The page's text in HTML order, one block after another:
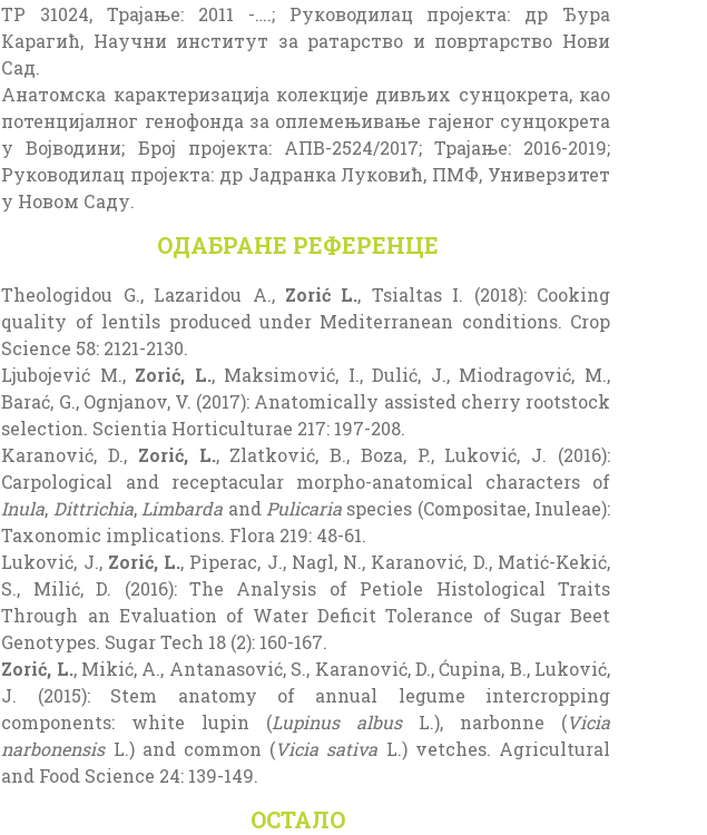
ТР 31024, Трајање: 2011 -….; Руководилац пројекта: др Ђура
Карагић, Научни институт за ратарство и повртарство Нови
Сад.
Анатомска карактеризација колекције дивљих сунцокрета, као
потенцијалног генофонда за оплемењивање гајеног сунцокрета
у Војводини; Број пројекта: АПВ-2524/2017; Трајање: 2016-2019;
Руководилац пројекта: др Јадранка Луковић, ПМФ, Универзитет
у Новом Саду.
ОДАБРАНЕ РЕФЕРЕНЦЕ
Theologidou G., Lazaridou A., Zorić L., Tsialtas I. (2018): Cooking
quality of lentils produced under Mediterranean conditions. Crop
Science 58: 2121-2130.
Ljubojević M., Zorić, L., Maksimović, I., Dulić, J., Miodragović, M.,
Barać, G., Ognjanov, V. (2017): Anatomically assisted cherry rootstock
selection. Scientia Horticulturae 217: 197-208.
Karanović, D., Zorić, L., Zlatković, B., Boza, P., Luković, J. (2016):
Carpological and receptacular morpho-anatomical characters of
Inula, Dittrichia, Limbarda and Pulicariaspecies (Compositae, Inuleae):
Taxonomic implications. Flora 219: 48-61.
Luković, J., Zorić, L., Piperac, J., Nagl, N., Karanović, D., Matić-Kekić,
S., Milić, D. (2016): The Analysis of Petiole Histological Traits
Through an Evaluation of Water Deficit Tolerance of Sugar Beet
Genotypes. Sugar Tech 18 (2): 160-167.
Zorić, L., Mikić, A., Antanasović, S., Karanović, D., Ćupina, B., Luković,
J. (2015): Stem anatomy of annual legume intercropping
components: white lupin (Lupinus albusL.), narbonne (Vicia
narbonensisL.) and common (Vicia sativa L.) vetches. Agricultural
and Food Science 24: 139-149.
ОСТАЛО